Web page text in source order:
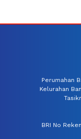
Perumahan
Kelurahan
BRI No